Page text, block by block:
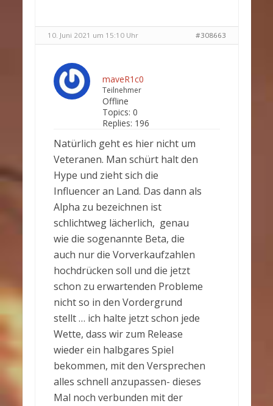
10. Juni 2021 um 15:10 Uhr #308663
maveR1c0
Teilnehmer
Offline
Topics: 0
Replies: 196
Natürlich geht es hier nicht um
Veteranen. Man schürt halt den
Hype und zieht sich die
Influencer an Land. Das dann als
Alpha zu bezeichnen ist
schlichtweg lächerlich, genau
wie die sogenannte Beta, die
auch nur die Vorverkaufzahlen
hochdrücken soll und die jetzt
schon zu erwartenden Probleme
nicht so in den Vordergrund
stellt … ich halte jetzt schon jede
Wette, dass wir zum Release
wieder ein halbgares Spiel
bekommen, mit den Versprechen
alles schnell anzupassen- dieses
Mal noch verbunden mit der